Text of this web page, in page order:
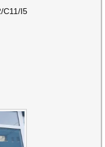
C11/I5